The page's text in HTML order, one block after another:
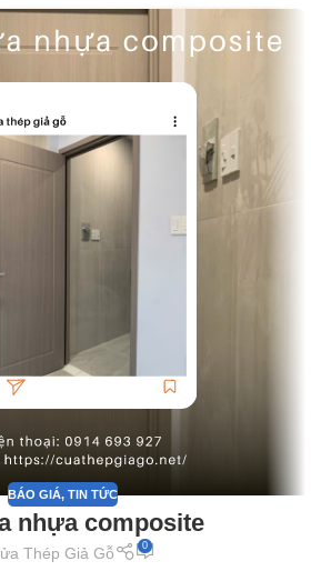
BÁO GIÁ, TIN TỨC
nhựa composite
Thép Giả Gỗ 0